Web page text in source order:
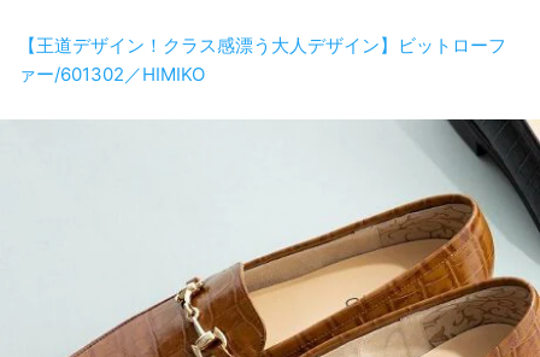
【王道デザイン！クラス感漂う大人デザイン】ビットローフ
ァー/601302／HIMIKO